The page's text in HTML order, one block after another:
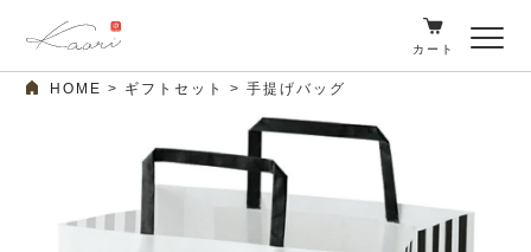
カート
HOME ギフトセット 手提げバッグ